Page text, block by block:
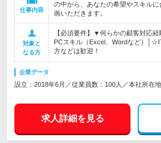
仕事内容
の中から、あなたの希望やスキル
画いただきます。
対象と
なる方
【必須要件】▼何らかの顧客対応
PCスキル（Excel、Wordなど）
方などは歓迎！
企業データ
設立：2018年6月／従業員数：100人／本社所在
求人詳細を見る